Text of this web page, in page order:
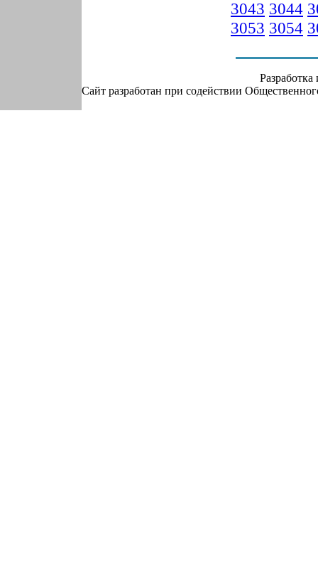
3043 3044
3053 3054
Сайт разработан при содействии